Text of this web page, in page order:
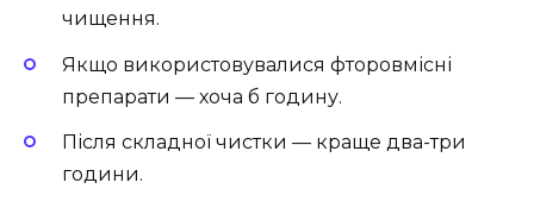
чищення.
Якщо використовувалися фторовмісні
препарати — хоча б годину.
Після складної чистки — краще два-три
години.